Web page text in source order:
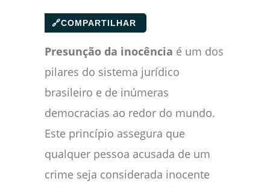
🔗COMPARTILHAR
Presunção da inocência é um dos
pilares do sistema jurídico
brasileiro e de inúmeras
democracias ao redor do mundo.
Este princípio assegura que
qualquer pessoa acusada de um
crime seja considerada inocente